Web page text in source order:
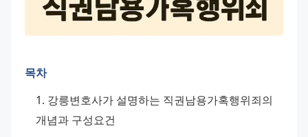
목차
강릉변호사가 설명하는 직권남용가혹행위죄의
개념과 구성요건